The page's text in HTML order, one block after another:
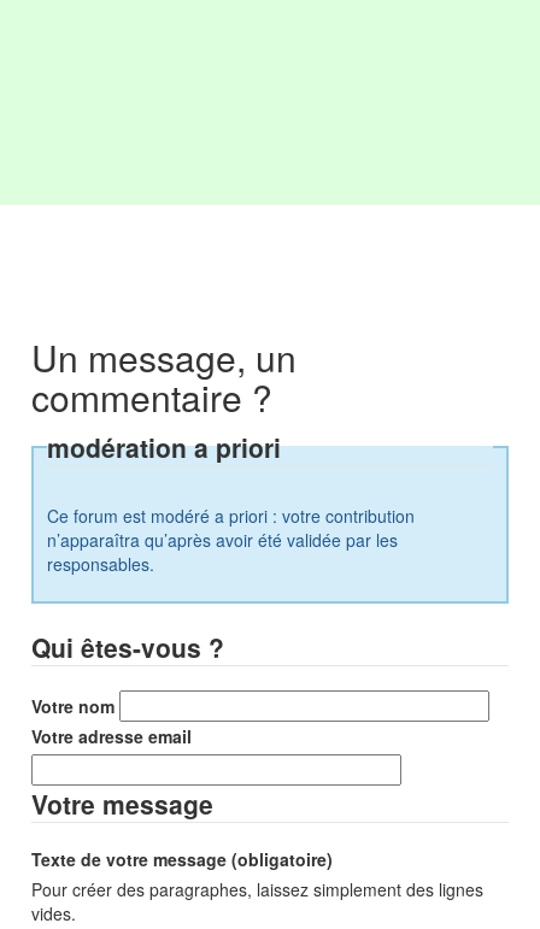
Un message, un
commentaire ?
modération a priori
Ce forum est modéré a priori : votre contribution
n’apparaîtra qu’après avoir été validée par les
responsables.
Qui êtes-vous ?
Votre nom
Votre adresse email
Votre message
Texte de votre message (obligatoire)
Pour créer des paragraphes, laissez simplement des lignes
vides.